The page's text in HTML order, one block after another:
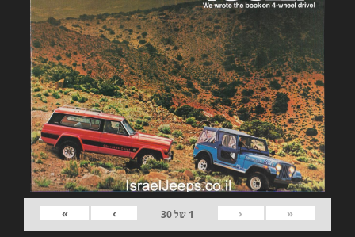
«
‹
1 של30
›
»